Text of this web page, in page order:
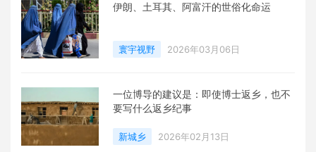
伊朗、土耳其、阿富汗的世俗化命运
寰宇视野 2026年03月06日
一位博导的建议是：即使博士返乡，也不
要写什么返乡纪事
新城乡 2026年02月13日